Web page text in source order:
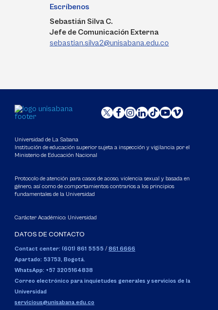
Escríbenos
Sebastián Silva C.
Jefe de Comunicación Externa
sebastian.silva2@unisabana.edu.co
Universidad de La Sabana
Institución de educación superior sujeta a inspección y vigilancia por el
Ministerio de Educación Nacional
Protocolo de atención para casos de acoso, violencia sexual y basada en
género, así como de comportamientos contrarios a los principios
fundamentales de la Universidad
Carácter Académico: Universidad
DATOS DE CONTACTO
Contact center: (601) 861 5555 / 861 6666
Apartado: 53753, Bogotá.
WhatsApp: +57 3205164838
Correo electrónico para inquietudes generales y servicios de la
Universidad
servicious@unisabana.edu.co